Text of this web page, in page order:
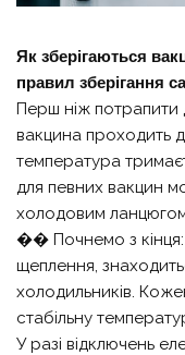
Як зберігаються
правил зберігання
Перш ніж потрапити
вакцина проходить
температура
для певних вакцин
холодовим
�� Почнемо з кінця:
щеплення,
холодильників.
стабільну
У разі відключень